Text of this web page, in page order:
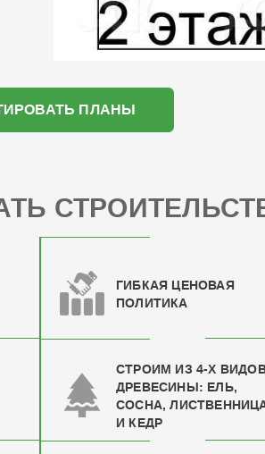
ПЛАНЫ
ГИБКАЯ ЦЕНОВАЯ
ПОЛИТИКА
СТРОИМ ИЗ 4-Х
ДРЕВЕСИНЫ: ЕЛЬ,
СОСНА,
И КЕДР